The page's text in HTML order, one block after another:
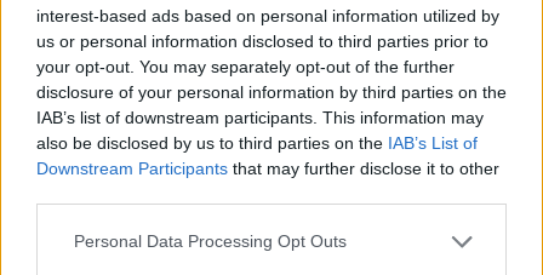
interest-based ads based on personal information utilized by
us or personal information disclosed to third parties prior to
your opt-out. You may separately opt-out of the further
disclosure of your personal information by third parties on the
IAB’s list of downstream participants. This information may
also be disclosed by us to third parties on the IAB’s List of
Downstream Participants that may further disclose it to other
Personal Data Processing Opt Outs
„Akimirkai pamaniau, kad tai Nicola Peltz“, –
pridūrė kitas komentatorius.